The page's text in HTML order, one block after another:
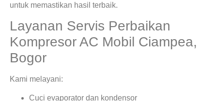
untuk memastikan hasil terbaik.
Layanan Servis Perbaikan
Kompresor AC Mobil Ciampea,
Bogor
Kami melayani:
Cuci evaporator dan kondensor